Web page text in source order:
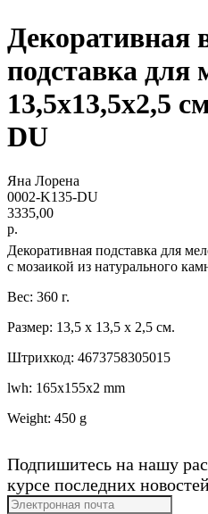
Декоративная
подставка для
13,5х13,5х2,5
DU
Яна Лорена
0002-K135-DU
3335,00
р.
Декоративная подставка для
с мозаикой из натурального
Вес: 360 г.
Размер: 13,5 х 13,5 х 2,5 см.
Штрихкод: 4673758305015
lwh: 165x155x2 mm
Weight: 450 g
Подпишитесь на нашу
курсе последних